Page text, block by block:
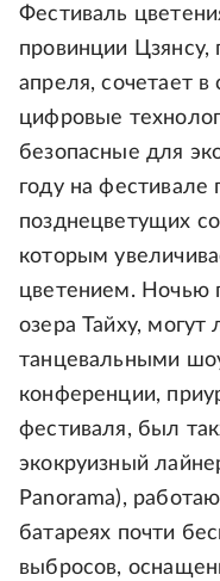
Фестиваль
провинции
апреля, сочетает
цифровые
безопасные для
году на фестивале
позднецветущих
которым
цветением. Ночью
озера Тайху,
танцевальными
конференции,
фестиваля, был
экокруизный
Panorama),
батареях почти
выбросов,